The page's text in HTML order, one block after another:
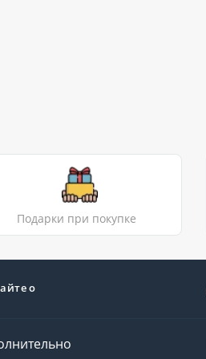
Подарки при покупке
о